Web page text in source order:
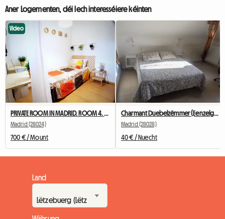
Aner Logementen, déi Iech interesséiere kéinten
Video
Madrid (28024)
700 € / Mount
Madrid (28028)
40 € / Nuecht
Land